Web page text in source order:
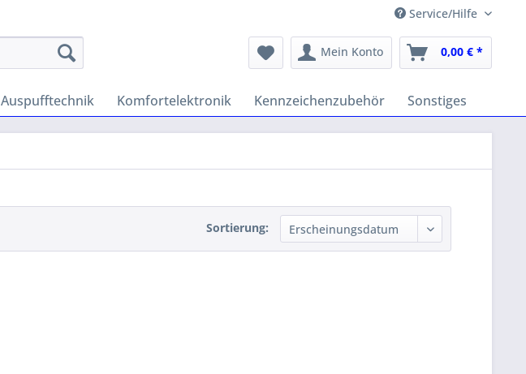
Service/Hilfe
Mein Konto 0,00 € *
Auspufftechnik Komfortelektronik Kennzeichenzubehör Sonstiges
Sortierung: